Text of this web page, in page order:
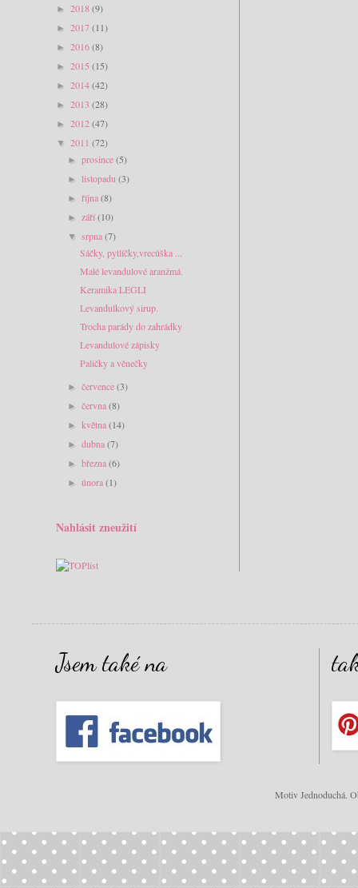
► 2018 (9)
► 2017(11)
► 2016(8)
► 2015 (15)
► 2014(42)
► 2013 (28)
► 2012(47)
▼ 2011 (72)
►prosince(5)
►listopadu(3)
►října(8)
►září(10)
▼srpna(7)
Sáčky, pytlíčky,vrecúška ...
Malé levandulové aranžmá.
Keramika LEGLI
Levandulkový sirup.
Trocha parády do zahrádky
Levandulové zápisky
Paličky a věnečky
►července(3)
►června(8)
►května(14)
►dubna(7)
►března(6)
►února(1)
Nahlásit zneužití
Jsem také na
Motiv Jednoduchá.